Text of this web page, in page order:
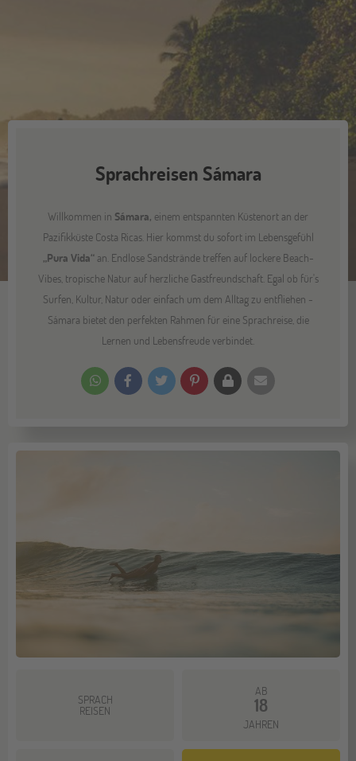
Sprachreisen Sámara
Willkommen in Sámara, einem entspannten Küstenort an der
Pazifikküste Costa Ricas. Hier kommst du sofort im Lebensgefühl
„Pura Vida“an. Endlose Sandstrände treffen auf lockere Beach-
Vibes, tropische Natur auf herzliche Gastfreundschaft. Egal ob für's
Surfen, Kultur, Natur oder einfach um dem Alltag zu entfliehen -
Sámara bietet den perfekten Rahmen für eine Sprachreise, die
Lernen und Lebensfreude verbindet.
SPRACH
REISEN
AB
18
JAHREN